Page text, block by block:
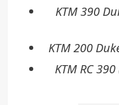
KTM 390
KTM 200
KTM RC